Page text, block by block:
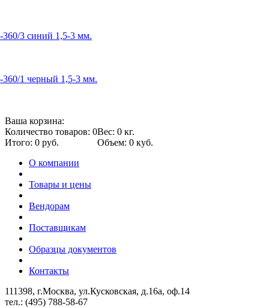
3 синий 1,5-3 мм.
1 черный 1,5-3 мм.
Ваша корзина:
Количество товаров: 0Вес: 0 кг.
Итого: 0 руб.
Объем: 0 куб.
О компании
Товары и цены
Вендорам
Поставщикам
Образцы документов
Контакты
111398, г.Москва, ул.Кусковская, д.16а, оф.14
тел.: (495) 788-58-67